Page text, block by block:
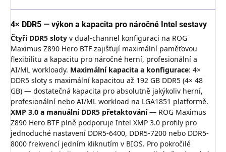
4× DDR5 — výkon a kapacita pro náročné Intel sestavy
Čtyři DDR5 sloty v dual-channel konfiguraci na ROG
Maximus Z890 Hero BTF zajišťují maximální paměťovou
flexibilitu a kapacitu pro náročné herní, profesionální a
AI/ML workloady. Maximální kapacita a konfigurace: 4×
DDR5 sloty s maximální kapacitou až 192 GB DDR5 (4× 48
GB) — dostatečná kapacita pro absolutně jakýkoliv herní,
profesionální nebo AI/ML workload na LGA1851 platformě.
XMP 3.0 a manuální DDR5 přetaktování— ROG Maximus
Z890 Hero BTF plně podporuje Intel XMP 3.0 profily pro
jednoduché nastavení DDR5-6400, DDR5-7200 nebo DDR5-
8000 frekvencí jedním kliknutím v BIOS. Pro pokročilé